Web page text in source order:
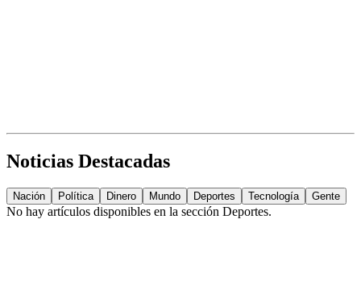
Noticias Destacadas
Nación Política Dinero Mundo Deportes Tecnología Gente
No hay artículos disponibles en la sección Deportes.